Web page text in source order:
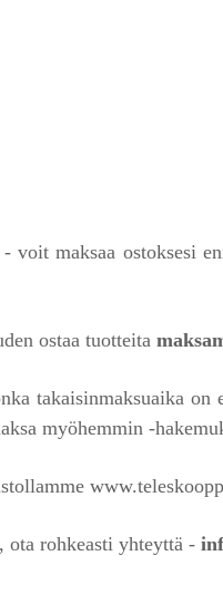
- voit maksaa ostoksesi
ostaa tuotteita
takaisinmaksuaika on
myöhemmin -
ota rohkeasti yhteyttä -